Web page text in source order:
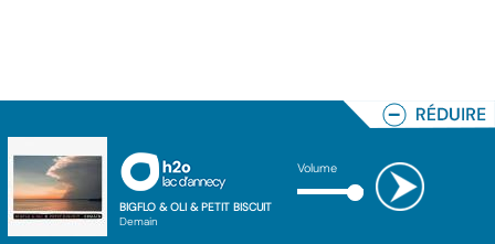
BIGFLO & OLI & PETIT BISCUIT
Demain
Volume